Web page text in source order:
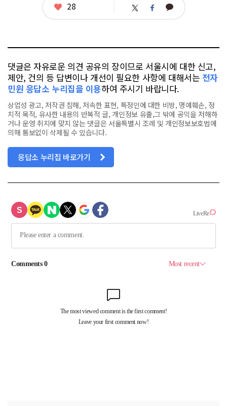
좋
28 트 페 카
댓글은 자유로운 의견 공유의 장이므로 서울시에 대한 신고,
제안, 건의 등 답변이나 개선이 필요한 사항에 대해서는 전자
민원 응답소 누리집을 이용하여 주시기 바랍니다.
상업성 광고, 저작권 침해, 저속한 표현, 특정인에 대한 비방, 명예훼손, 정
치적 목적, 유사한 내용의 반복적 글, 개인정보 유출,그 밖에 공익을 저해하
거나 운영 취지에 맞지 않는 댓글은 서울특별시 조례 및 개인정보보호법에
의해 통보없이 삭제될 수 있습니다.
응답소 누리집 바로가기